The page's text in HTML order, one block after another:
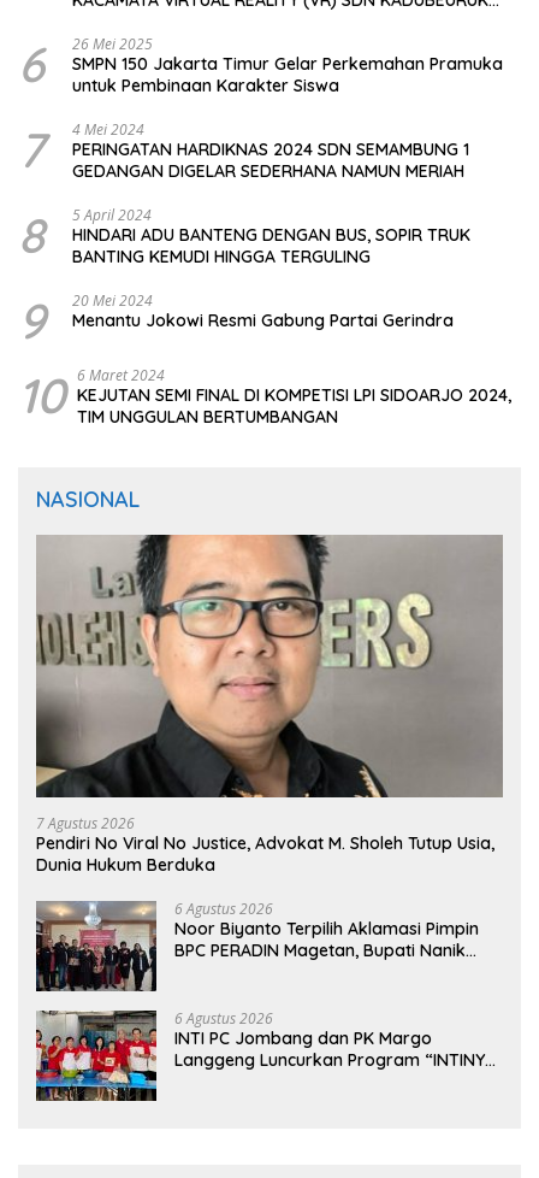
6 26 Mei 2025
SMPN 150 Jakarta Timur Gelar Perkemahan Pramuka
untuk Pembinaan Karakter Siswa
7 4 Mei 2024
PERINGATAN HARDIKNAS 2024 SDN SEMAMBUNG 1
GEDANGAN DIGELAR SEDERHANA NAMUN MERIAH
8 5 April 2024
HINDARI ADU BANTENG DENGAN BUS, SOPIR TRUK
BANTING KEMUDI HINGGA TERGULING
9 20 Mei 2024
Menantu Jokowi Resmi Gabung Partai Gerindra
10 6 Maret 2024
KEJUTAN SEMI FINAL DI KOMPETISI LPI SIDOARJO 2024,
TIM UNGGULAN BERTUMBANGAN
NASIONAL
7 Agustus 2026
Pendiri No Viral No Justice, Advokat M. Sholeh Tutup Usia,
Dunia Hukum Berduka
6 Agustus 2026
Noor Biyanto Terpilih Aklamasi Pimpin
BPC PERADIN Magetan, Bupati Nanik
6 Agustus 2026
INTI PC Jombang dan PK Margo
Langgeng Luncurkan Program “INTINYA